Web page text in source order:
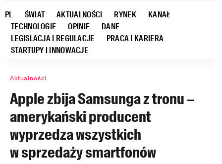
PL ŚWIAT AKTUALNOŚCI RYNEK
KANAŁ
TECHNOLOGIE
OPINIE
DANE
LEGISLACJA I REGULACJE
PRACA I KARIERA
STARTUPY I INNOWACJE
Aktualności
Apple zbija Samsunga z tronu –
amerykański producent
wyprzedza wszystkich
w sprzedaży smartfonów